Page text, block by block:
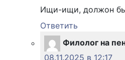
Ищи-ищи, должон
Ответить
Филолог на
08.11.2025 в 12:17